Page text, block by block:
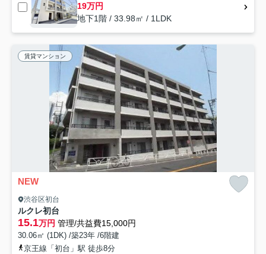
19万円
地下1階 / 33.98㎡ / 1LDK
賃貸マンション
NEW
渋谷区初台
ルクレ初台
15.1万円 管理/共益費15,000円
30.06㎡ (1DK) /築23年 /6階建
京王線「初台」駅 徒歩8分